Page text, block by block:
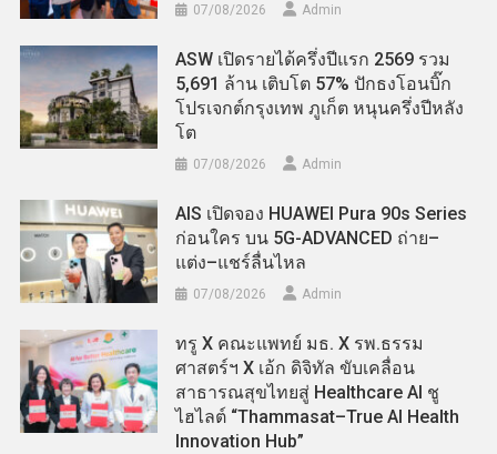
07/08/2026 Admin
ASW เปิดรายได้ครึ่งปีแรก 2569 รวม
5,691 ล้าน เติบโต 57% ปักธงโอนบิ๊ก
โปรเจกต์กรุงเทพ ภูเก็ต หนุนครึ่งปีหลัง
โต
07/08/2026 Admin
AIS เปิดจอง HUAWEI Pura 90s Series
ก่อนใคร บน 5G-ADVANCED ถ่าย–
แต่ง–แชร์ลื่นไหล
07/08/2026 Admin
ทรู X คณะแพทย์ มธ. X รพ.ธรรม
ศาสตร์ฯ X เอ้ก ดิจิทัล ขับเคลื่อน
สาธารณสุขไทยสู่ Healthcare AI ชู
ไฮไลต์ “Thammasat–True AI Health
Innovation Hub”